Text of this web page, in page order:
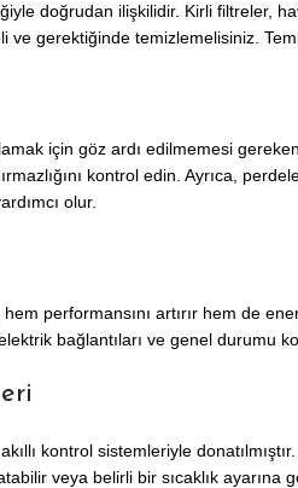
doğrudan ilişkilidir. Kirli filtreler,
gerektiğinde temizlemelisiniz.
için göz ardı edilmemesi
kontrol edin. Ayrıca,
olur.
hem performansını artırır hem de
bağlantıları ve genel durumu
kontrol sistemleriyle
veya belirli bir sıcaklık